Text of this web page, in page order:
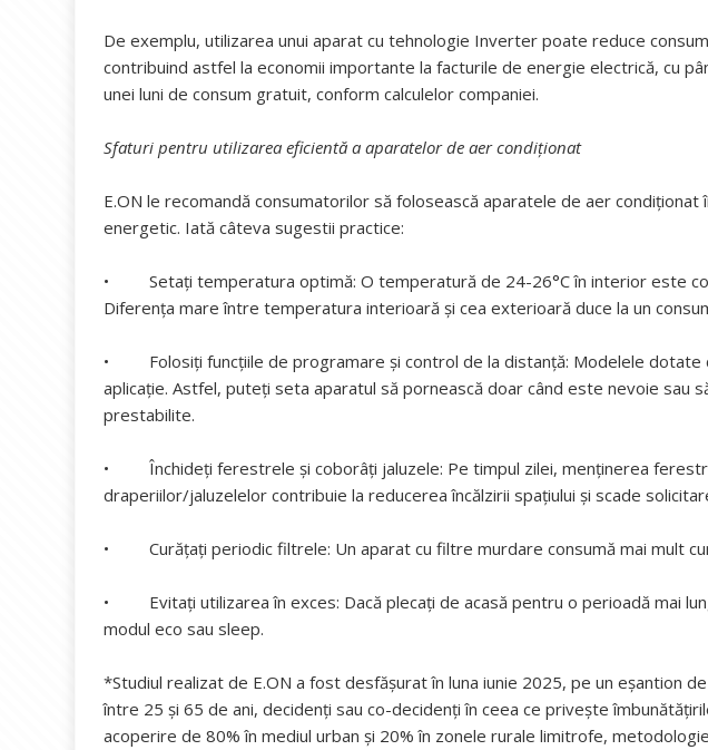
De exemplu, utilizarea unui aparat cu tehnologie Inverter poate reduce
contribuind astfel la economii importante la facturile de energie electrică, cu
unei luni de consum gratuit, conform calculelor companiei.
Sfaturi pentru utilizarea eficientă a aparatelor de aer condiționat
E.ON le recomandă consumatorilor să folosească aparatele de aer
energetic. Iată câteva sugestii practice:
• Setați temperatura optimă: O temperatură de 24-26°C în interior este
Diferența mare între temperatura interioară și cea exterioară duce la un
• Folosiți funcțiile de programare și control de la distanță: Modelele dotate
aplicație. Astfel, puteți seta aparatul să pornească doar când este nevoie sau
prestabilite.
• Închideți ferestrele și coborâți jaluzele: Pe timpul zilei, menținerea
draperiilor/jaluzelelor contribuie la reducerea încălzirii spațiului și scade
• Curățați periodic filtrele: Un aparat cu filtre murdare consumă mai mult
• Evitați utilizarea în exces: Dacă plecați de acasă pentru o perioadă mai
modul eco sau sleep.
*Studiul realizat de E.ON a fost desfășurat în luna iunie 2025, pe un eșantion
între 25 și 65 de ani, decidenți sau co-decidenți în ceea ce privește
acoperire de 80% în mediul urban și 20% în zonele rurale limitrofe,